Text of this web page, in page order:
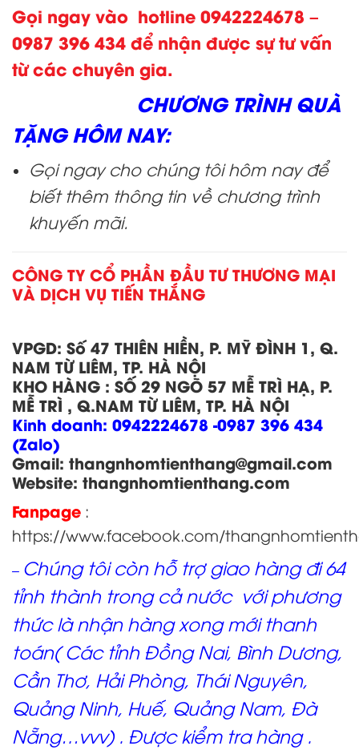
Gọi ngay vào hotline 0942224678 –
0987 396 434 để nhận được sự tư vấn
từ các chuyên gia.
CHƯƠNG TRÌNH QUÀ
TẶNG HÔM NAY:
Gọi ngay cho chúng tôi hôm nay để
biết thêm thông tin về chương trình
khuyến mãi.
CÔNG TY CỔ PHẦN ĐẦU TƯ THƯƠNG MẠI
VÀ DỊCH VỤ TIẾN THẮNG
VPGD: Số 47 THIÊN HIỀN, P. MỸ ĐÌNH 1, Q.
NAM TỪ LIÊM, TP. HÀ NỘI
KHO HÀNG : SỐ 29 NGÕ 57 MỄ TRÌ HẠ, P.
MỄ TRÌ , Q.NAM TỪ LIÊM, TP. HÀ NỘI
Kinh doanh: 0942224678 -0987 396 434
(Zalo)
Gmail: thangnhomtienthang@gmail.com
Website: thangnhomtienthang.com
Fanpage :
https://www.facebook.com/
– Chúng tôi còn hỗ trợ giao hàng đi 64
tỉnh thành trong cả nước với phương
thức là nhận hàng xong mới thanh
toán( Các tỉnh Đồng Nai, Bình Dương,
Cần Thơ, Hải Phòng, Thái Nguyên,
Quảng Ninh, Huế, Quảng Nam, Đà
Nẵng…vvv) . Được kiểm tra hàng .